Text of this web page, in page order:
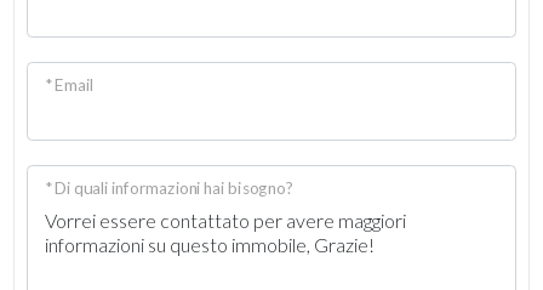
* Email
* Di quali informazioni hai bisogno?